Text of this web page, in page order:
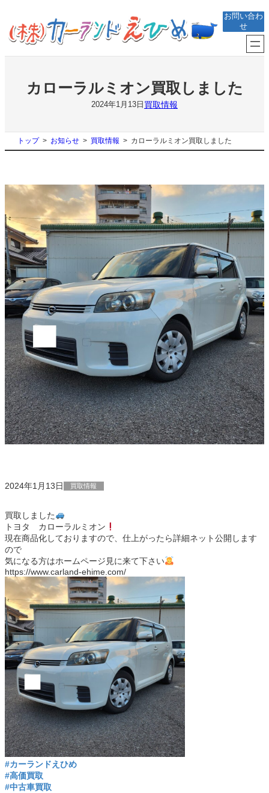
を
ス
キ
お問い合わ
せ
カローラルミオン買取しました
2024年1月13日 買取情報
トップ お知らせ 買取情報 カローラルミオン買取しました
2024年1月13日 買取情報
買取しました
トヨタ カローラルミオン
現在商品化しておりますので、仕上がったら詳細ネット公開します
ので
気になる方はホームページ見に来て下さい
https://www.carland-ehime.com/
#カーランドえひめ
#高価買取
#中古車買取